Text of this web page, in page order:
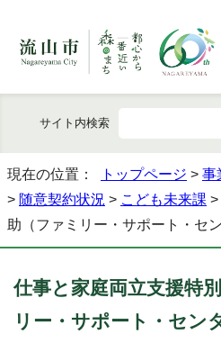
サイト内検索
現在の位置： トップページ > 事
> 随意契約状況 > こども未来課 >
助（ファミリー・サポート・セ
仕事と家庭両立支援特
リー・サポート・セン